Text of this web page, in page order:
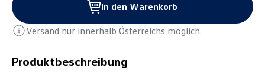
Produktbeschreibung
In den Warenkorb
Versand nur innerhalb Österreichs möglich.